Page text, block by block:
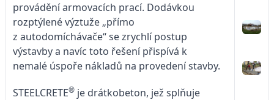
provádění armovacích prací. Dodávkou
rozptýlené výztuže „přímo
z autodomíchávače“ se zrychlí postup
výstavby a navíc toto řešení přispívá k
nemalé úspoře nákladů na provedení stavby.
STEELCRETE® je drátkobeton, jež splňuje